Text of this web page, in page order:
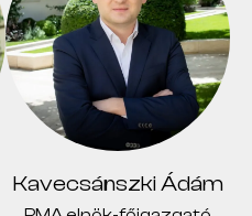
Kavecsánszki Ádám